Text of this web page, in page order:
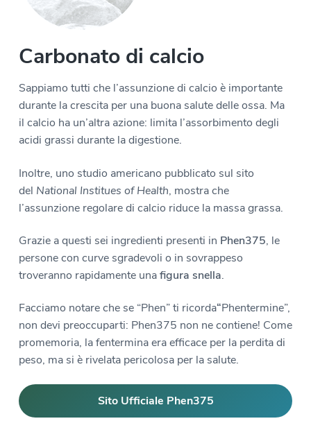
Carbonato di calcio
Sappiamo tutti che l’assunzione di calcio è importante
durante la crescita per una buona salute delle ossa. Ma
il calcio ha un’altra azione: limita l’assorbimento degli
acidi grassi durante la digestione.
Inoltre, uno studio americano pubblicato sul sito
del National Institues of Health, mostra che
l’assunzione regolare di calcio riduce la massa grassa.
Grazie a questi sei ingredienti presenti in Phen375, le
persone con curve sgradevoli o in sovrappeso
troveranno rapidamente unafigura snella.
Facciamo notare che se “Phen” ti ricorda“Phentermine”,
non devi preoccuparti: Phen375 non ne contiene! Come
promemoria, la fentermina era efficace per la perdita di
peso, ma si è rivelata pericolosa per la salute.
Sito Ufficiale Phen375